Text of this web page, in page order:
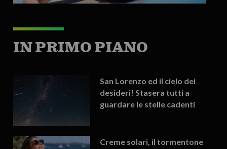
IN PRIMO PIANO
San Lorenzo ed il cielo dei
desideri! Stasera tutti a
guardare le stelle cadenti
Creme solari, il tormentone